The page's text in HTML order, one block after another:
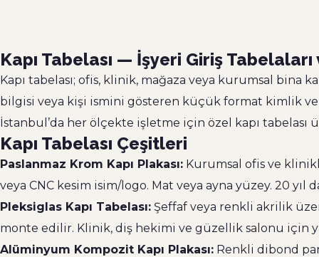
Kapı Tabelası — İşyeri Giriş Tabelaları
Kapı tabelası; ofis, klinik, mağaza veya kurumsal bina
bilgisi veya kişi ismini gösteren küçük format kimlik ve
İstanbul’da her ölçekte işletme için özel kapı tabelası
Kapı Tabelası Çeşitleri
Paslanmaz Krom Kapı Plakası: Kurumsal ofis ve
veya CNC kesim isim/logo. Mat veya ayna yüzey. 20 yıl
Pleksiglas Kapı Tabelası: Şeffaf veya renkli akrilik
monte edilir. Klinik, diş hekimi ve güzellik salonu için
Alüminyum Kompozit Kapı Plakası: Renkli dibond